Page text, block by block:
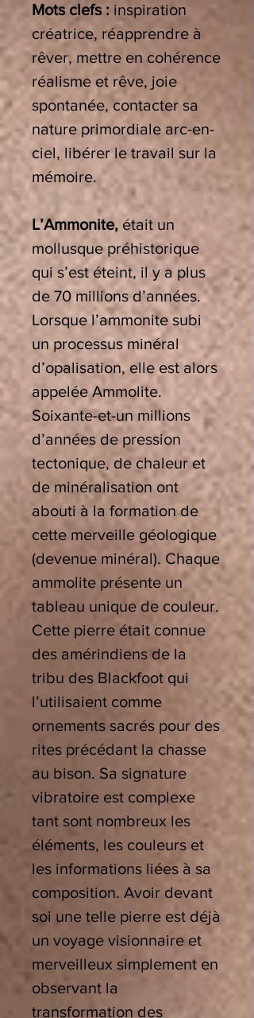
Mots clefs : inspiration
créatrice, réapprendre à
rêver, mettre en cohérence
réalisme et rêve, joie
spontanée, contacter sa
nature primordiale arc-en-
ciel, libérer le travail sur la
mémoire.
L’Ammonite, était un
mollusque préhistorique
qui s’est éteint, il y a plus
de 70 millions d’années.
Lorsque l’ammonite subi
un processus minéral
d’opalisation, elle est alors
appelée Ammolite.
Soixante-et-un millions
d’années de pression
tectonique, de chaleur et
de minéralisation ont
abouti à la formation de
cette merveille géologique
(devenue minéral). Chaque
ammolite présente un
tableau unique de couleur.
Cette pierre était connue
des amérindiens de la
tribu des Blackfoot qui
l’utilisaient comme
ornements sacrés pour des
rites précédant la chasse
au bison. Sa signature
vibratoire est complexe
tant sont nombreux les
éléments, les couleurs et
les informations liées à sa
composition. Avoir devant
soi une telle pierre est déjà
un voyage visionnaire et
merveilleux simplement en
observant la
transformation des